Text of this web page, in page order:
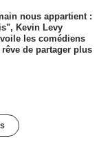
nous appartient :
Kevin Levy
les comédiens
de partager plus